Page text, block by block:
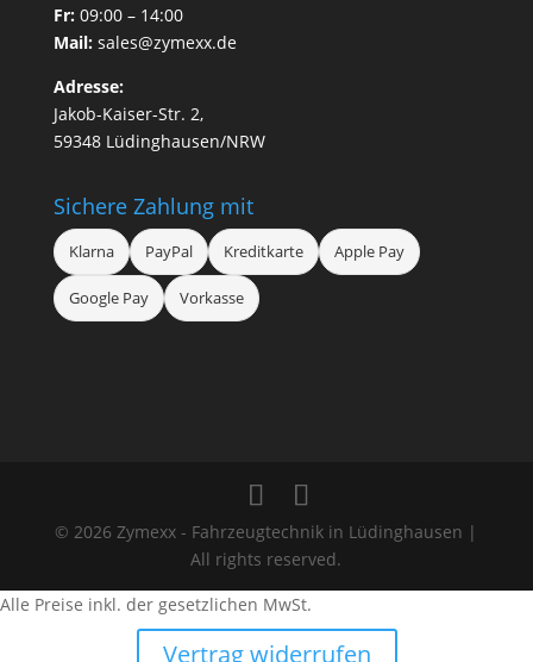
Fr:09:00 – 14:00
Mail:sales@zymexx.de
Adresse:
Jakob-Kaiser-Str. 2,
59348 Lüdinghausen/NRW
Sichere Zahlung mit
Klarna PayPal Kreditkarte Apple Pay
Google Pay Vorkasse
© 2026 Zymexx - Fahrzeugtechnik in Lüdinghausen |
All rights reserved.
Alle Preise inkl. der gesetzlichen MwSt.
Vertrag widerrufen